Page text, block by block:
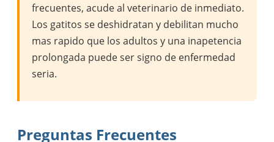
frecuentes, acude al veterinario de inmediato.
Los gatitos se deshidratan y debilitan mucho
mas rapido que los adultos y una inapetencia
prolongada puede ser signo de enfermedad
seria.
Preguntas Frecuentes